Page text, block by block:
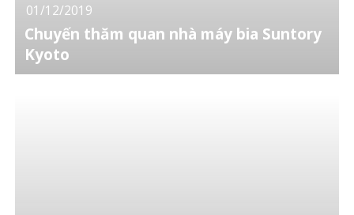
01/12/2019
Chuyến thăm quan nhà máy bia Suntory
Kyoto